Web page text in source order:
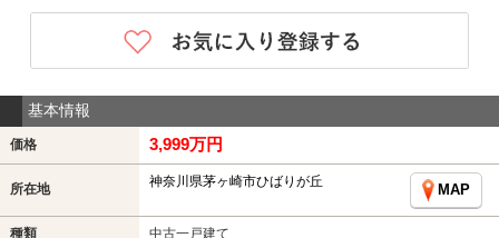
基本情報
価格 3,999万円
所在地 神奈川県茅ヶ崎市ひばりが丘
MAP
種類 中古一戸建て